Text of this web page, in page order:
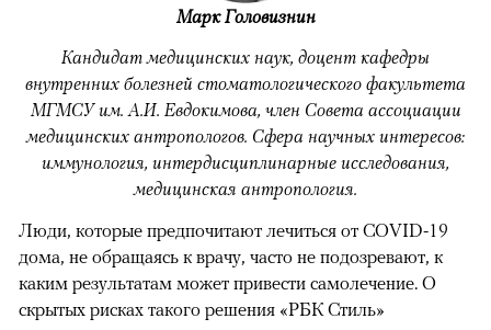
Марк Головизнин
Кандидат медицинских наук, доцент кафедры
внутренних болезней стоматологического факультета
МГМСУ им. А.И. Евдокимова, член Совета ассоциации
медицинских антропологов. Сфера научных интересов:
иммунология, интердисциплинарные исследования,
медицинская антропология.
Люди, которые предпочитают лечиться от COVID-19
дома, не обращаясь к врачу, часто не подозревают, к
каким результатам может привести самолечение. О
скрытых рисках такого решения «РБК Стиль»